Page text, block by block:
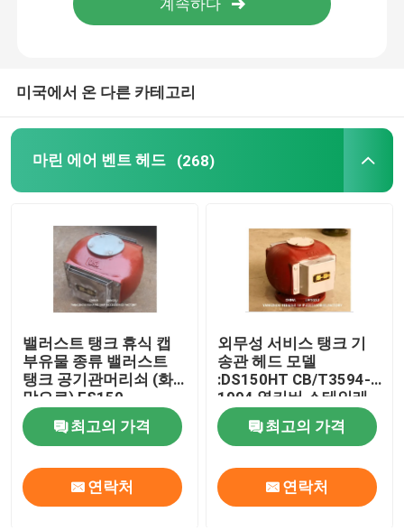
해양 요소
해양 도어 흡입 그릴
해양 예비 부품
사운딩 셀프 클로징 밸브 셀프 클로징 사운딩 나사산 끝
WIHT MGPS 해수 스트레이너
솔라 블라인드 솔라 쉐이드 스프링 롤러 눈부심 방지 선
미국에서 온 다른 카테고리
마린 에어 벤트 헤드 (268)
밸러스트 탱크 휴식 캡
부유물 종류 밸러스트
탱크 공기관머리쇠 (화
망으로) ES150
CB/T3594-1994
최고의 가격
연락처
외무성 서비스 탱크 기
송관 헤드 모델
:DS150HT CB/T3594-
1994 옆커버 스테인레
스 강
최고의 가격
연락처